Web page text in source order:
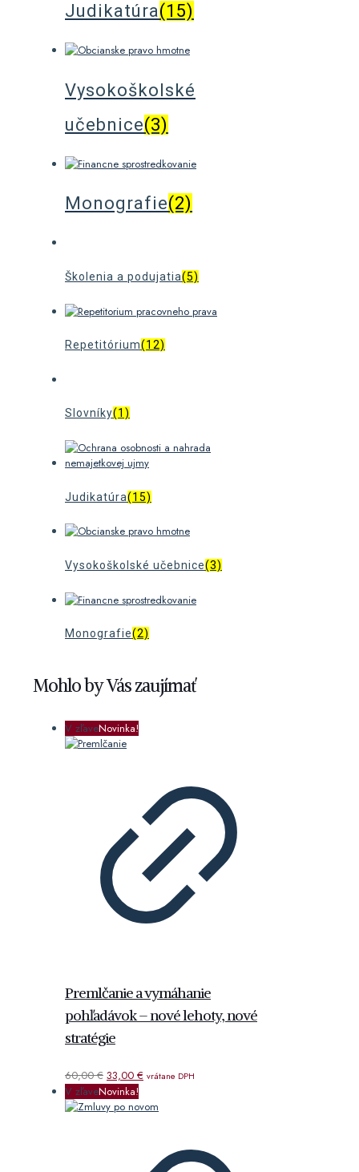
Judikatúra(15)
Vysokoškolské
učebnice(3)
Monografie(2)
Školenia a podujatia(5)
Repetitórium(12)
Slovníky(1)
Judikatúra(15)
Vysokoškolské učebnice(3)
Monografie(2)
Mohlo by Vás zaujímať
V zľaveNovinka!
Premlčanie a vymáhanie
pohľadávok – nové lehoty, nové
stratégie
60,00€ Pôvodná
cena
bola:
33,00 € Aktuálna
je:
vrátane DPH
V zľaveNovinka!